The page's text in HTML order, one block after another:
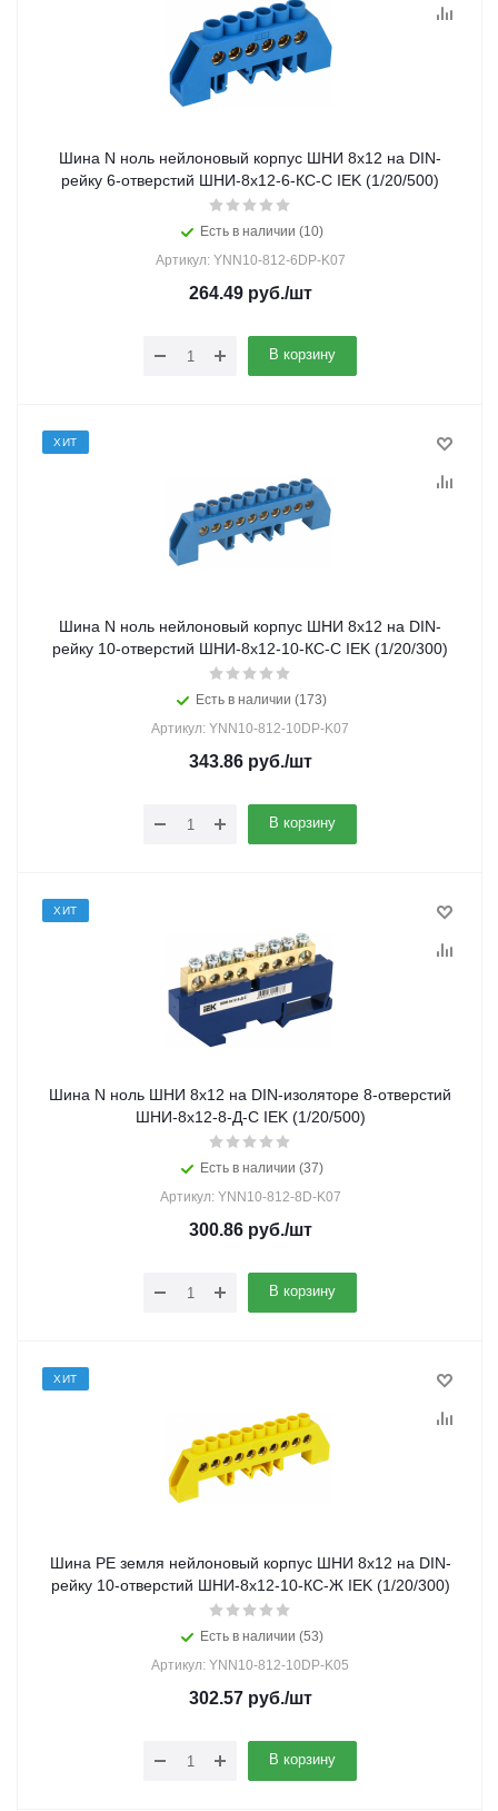
Шина N ноль нейлоновый корпус ШНИ 8х12 на DIN-
рейку 6-отверстий ШНИ-8х12-6-КС-С IEK (1/20/500)
Есть в наличии (10)
Артикул: YNN10-812-6DP-K07
264.49руб./шт
В корзину
ХИТ
Шина N ноль нейлоновый корпус ШНИ 8х12 на DIN-
рейку 10-отверстий ШНИ-8х12-10-КС-С IEK (1/20/300)
Есть в наличии (173)
Артикул: YNN10-812-10DP-K07
343.86руб./шт
В корзину
ХИТ
Шина N ноль ШНИ 8х12 на DIN-изоляторе 8-отверстий
ШНИ-8х12-8-Д-С IEK (1/20/500)
Есть в наличии (37)
Артикул: YNN10-812-8D-K07
300.86руб./шт
В корзину
ХИТ
Шина PE земля нейлоновый корпус ШНИ 8х12 на DIN-
рейку 10-отверстий ШНИ-8х12-10-КС-Ж IEK (1/20/300)
Есть в наличии (53)
Артикул: YNN10-812-10DP-K05
302.57руб./шт
В корзину